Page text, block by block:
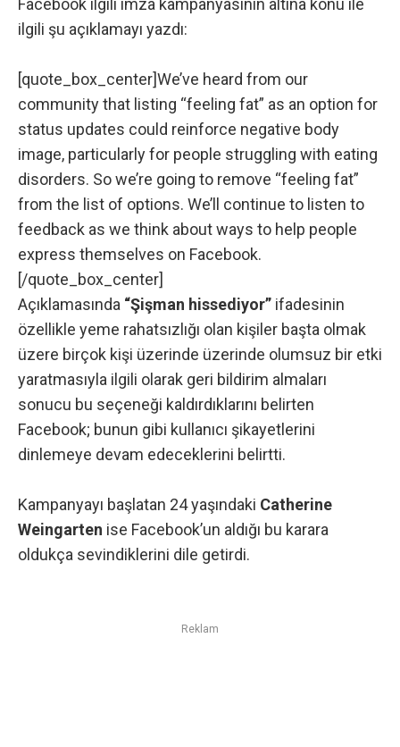
Facebook ilgili imza kampanyasının altına konu ile
ilgili şu açıklamayı yazdı:
[quote_box_center]We’ve heard from our
community that listing “feeling fat” as an option for
status updates could reinforce negative body
image, particularly for people struggling with eating
disorders. So we’re going to remove “feeling fat”
from the list of options. We’ll continue to listen to
feedback as we think about ways to help people
express themselves on Facebook.
[/quote_box_center]
Açıklamasında “Şişman hissediyor” ifadesinin
özellikle yeme rahatsızlığı olan kişiler başta olmak
üzere birçok kişi üzerinde üzerinde olumsuz bir etki
yaratmasıyla ilgili olarak geri bildirim almaları
sonucu bu seçeneği kaldırdıklarını belirten
Facebook; bunun gibi kullanıcı şikayetlerini
dinlemeye devam edeceklerini belirtti.
Kampanyayı başlatan 24 yaşındaki Catherine
Weingarten ise Facebook’un aldığı bu karara
oldukça sevindiklerini dile getirdi.
Reklam